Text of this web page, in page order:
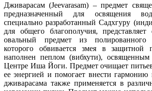
Дживарасам (Jeevarasam) – предмет
предназначенный для освящения
специально разработанный Садхгуру
для общего благополучия,
овальный предмет из полированного
которого обвивается змея в защитной
наполнен пеплом (вибхути),
Центре Иша Йоги. Предмет очищает
ее энергией и помогает внести
дживарасама также применяется в